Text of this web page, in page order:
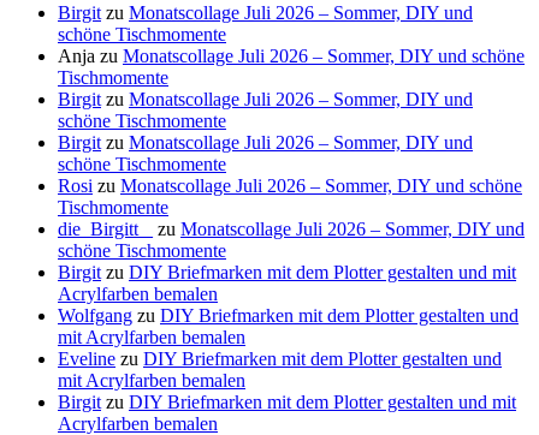
Birgit zu Monatscollage Juli 2026 – Sommer, DIY und
schöne Tischmomente
Anja zu Monatscollage Juli 2026 – Sommer, DIY und schöne
Tischmomente
Birgit zu Monatscollage Juli 2026 – Sommer, DIY und
schöne Tischmomente
Birgit zu Monatscollage Juli 2026 – Sommer, DIY und
schöne Tischmomente
Rosi zu Monatscollage Juli 2026 – Sommer, DIY und schöne
Tischmomente
die_Birgitt _
zu Monatscollage Juli 2026 – Sommer, DIY und
schöne Tischmomente
Birgit zu DIY Briefmarken mit dem Plotter gestalten und mit
Acrylfarben bemalen
Wolfgang zu DIY Briefmarken mit dem Plotter gestalten und
mit Acrylfarben bemalen
Eveline zu DIY Briefmarken mit dem Plotter gestalten und
mit Acrylfarben bemalen
Birgit zu DIY Briefmarken mit dem Plotter gestalten und mit
Acrylfarben bemalen